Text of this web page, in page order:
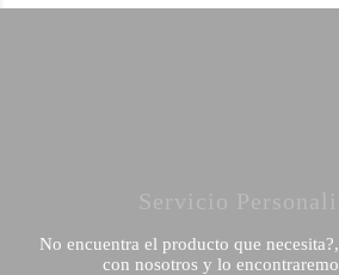
No encuentra el producto que
con nosotros y lo